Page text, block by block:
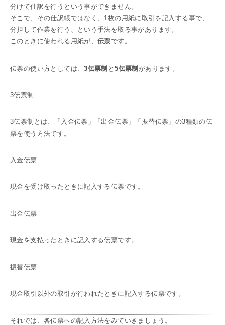
分けて仕訳を行うという事ができません。
そこで、その仕訳帳ではなく、1枚の用紙に取引を記入する事で、
分担して作業を行う、という手法を取る事があります。
このときに使われる用紙が、伝票です。
伝票の使い方としては、3伝票制 と5伝票制 があります。
3伝票制
3伝票制とは、「入金伝票」「出金伝票」「振替伝票」の3種類の伝
票を使う方法です。
入金伝票
現金を受け取ったときに記入する伝票です。
出金伝票
現金を支払ったときに記入する伝票です。
振替伝票
現金取引以外の取引が行われたときに記入する伝票です。
それでは、各伝票への記入方法をみていきましょう。